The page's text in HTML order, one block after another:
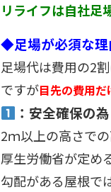
リライフは自社足
◆足場が必須な
足場代は費用の2
ですが目先の費用だ
：安全確保の為
2ｍ以上の高さで
厚生労働省が定め
勾配がある屋根で